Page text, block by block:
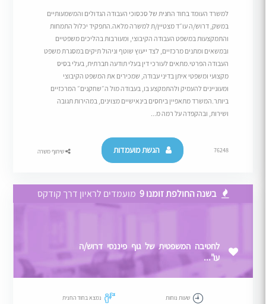
למשרד העומד בחוד החנית של סכסוכי העבודה הגדולים והמשמעותיים
במשק, דרוש/ה עו״ד מצטיין/ת למשרה מלאה.התפקיד יכלול התמחות
והתמקצעות במשפט העבודה הקיבוצי, ומעורבות בהליכים משפטיים
ובמשאים ומתנים מרכזיים, לצד ייעוץ שוטף וניהול תיקים במסגרת משפט
העבודה הפרטי.מתאים לעורכי דין בעלי תודעה חברתית, בעלי בסיס
מקצועי ומשפטי איתן בדיני עבודה, שמכירים את המשפט הקיבוצי
ומעוניינים להעמיק ולהתמקצע בו, בעבודה מול ה״שחקנים״ המרכזיים
ביותר.המשרד מתאפיין ביחסים בינאישיים מצוינים, במהירות תגובה
ושירות, ובהקפדה על רמה מ...
76248 הגשת מועמדות שיתוף משרה
בשנה החולפת זומנו 9 מועמדים לראיון דרך קודקס
לחטיבה המשפטית של גוף פיננסי דרוש/ה
עו"...
שעות נוחות נמצא בחוד החנית